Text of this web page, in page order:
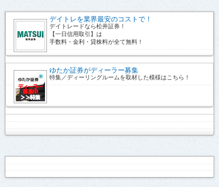
デイトレを業界最安のコストで！
デイトレードなら松井証券！
【一日信用取引】は
手数料・金利・貸株料が全て無料！
ゆたか証券がディーラー募集
特集／ディーリングルームを取材した模様はこちら！